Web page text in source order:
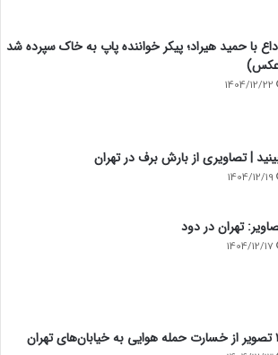
با حمید هیراد؛ پیکر خواننده پاپ به خاک سپرده شد
1404/12/22
| تصاویری از بارش برف در تهران
1404/12/19
تهران در دود
1404/12/17
تهران